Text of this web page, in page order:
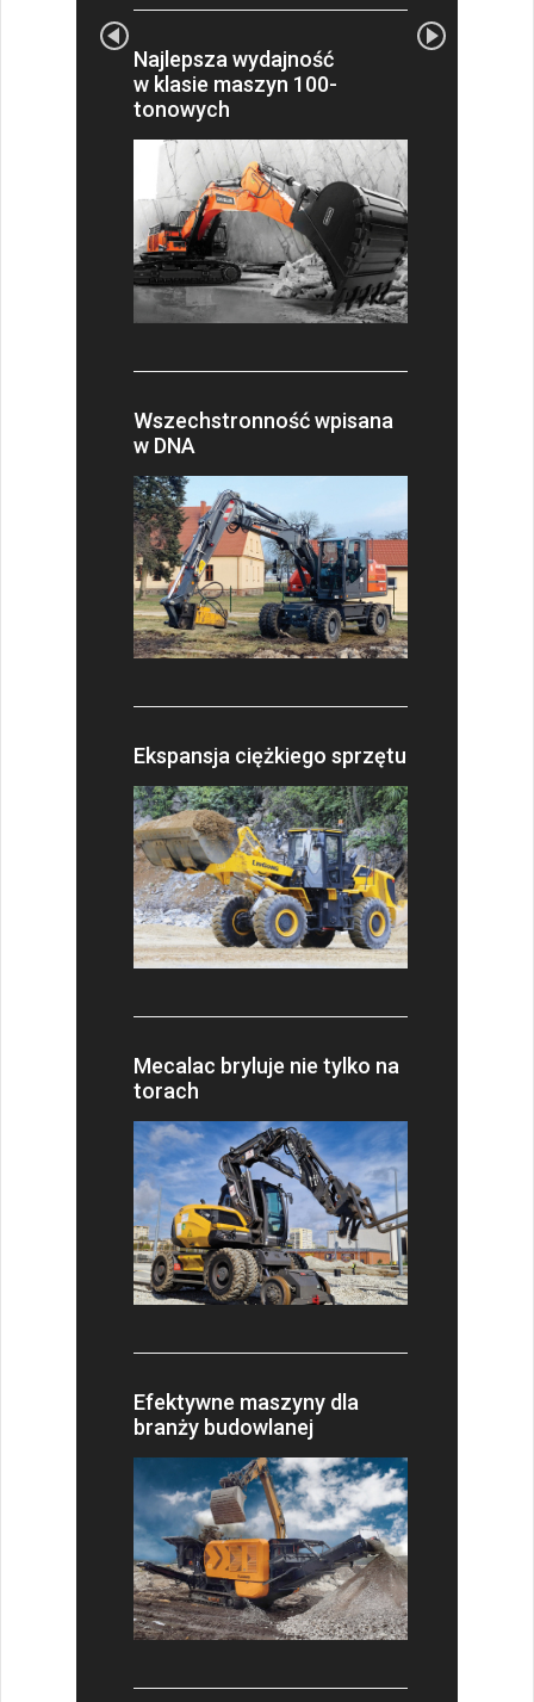
Najlepsza wydajność
w klasie maszyn 100-
tonowych
Wszechstronność wpisana
w DNA
Ekspansja ciężkiego sprzętu
Mecalac bryluje nie tylko na
torach
Efektywne maszyny dla
branży budowlanej